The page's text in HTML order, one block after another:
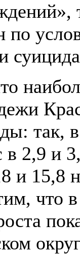
по
так,
в 2,9 и
и 15,8
что